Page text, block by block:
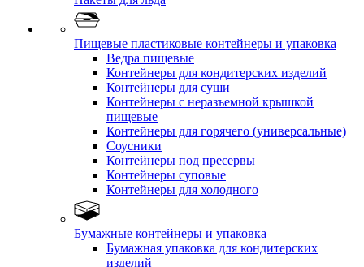
Пищевые пластиковые контейнеры и упаковка
Ведра пищевые
Контейнеры для кондитерских изделий
Контейнеры для суши
Контейнеры с неразъемной крышкой
пищевые
Контейнеры для горячего (универсальные)
Соусники
Контейнеры под пресервы
Контейнеры суповые
Контейнеры для холодного
Бумажные контейнеры и упаковка
Бумажная упаковка для кондитерских
изделий